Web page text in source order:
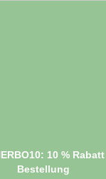
10 %
Bestellung